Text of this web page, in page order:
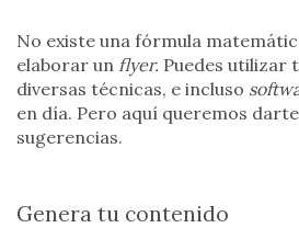
No existe una fórmula
elaborar un flyer. Puedes utilizar
diversas técnicas, e incluso
en día. Pero aquí queremos
sugerencias.
Genera tu contenido